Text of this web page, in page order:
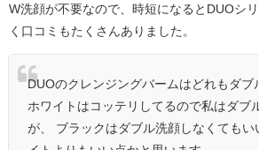
W洗顔が不要なので、時短になるとDUOシ
く口コミもたくさんありました。
DUOのクレンジングバームはどれもダブ
ホワイトはコッテリしてるので私はダブ
が、 ブラックはダブル洗顔しなくてもい